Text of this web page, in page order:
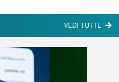
VEDI TUTTE